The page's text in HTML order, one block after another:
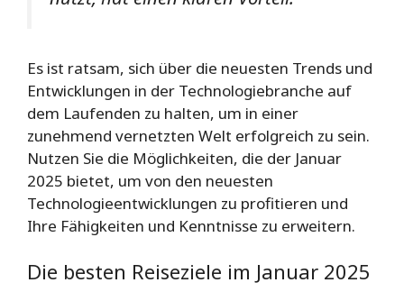
Es ist ratsam, sich über die neuesten Trends und
Entwicklungen in der Technologiebranche auf
dem Laufenden zu halten, um in einer
zunehmend vernetzten Welt erfolgreich zu sein.
Nutzen Sie die Möglichkeiten, die der Januar
2025 bietet, um von den neuesten
Technologieentwicklungen zu profitieren und
Ihre Fähigkeiten und Kenntnisse zu erweitern.
Die besten Reiseziele im Januar 2025